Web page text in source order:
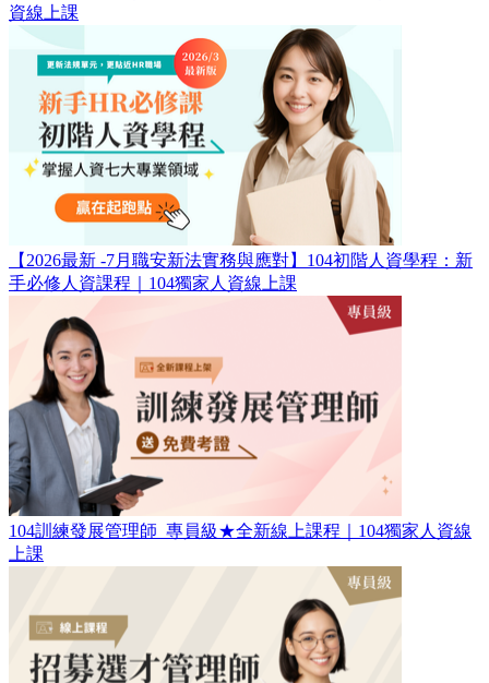
資線上課
【2026最新 -7月職安新法實務與應對】104初階人資學程：新
手必修人資課程｜104獨家人資線上課
104訓練發展管理師_專員級​★全新線上課程｜104獨家人資線
上課